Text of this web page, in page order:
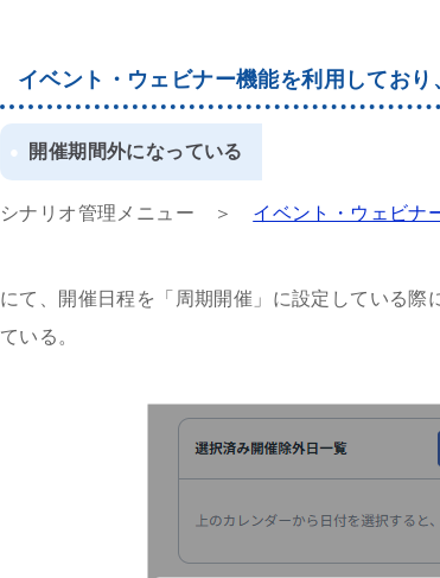
イベント・ウェビナー機能を利用してお
開催期間外になっている
シナリオ管理メニュー ＞ イベント・ウェビナ
にて、開催日程を「周期開催」に設定している
ている。